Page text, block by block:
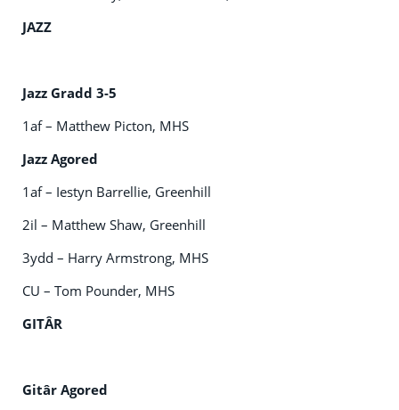
JAZZ
Jazz Gradd 3-5
1af – Matthew Picton, MHS
Jazz Agored
1af – Iestyn Barrellie, Greenhill
2il – Matthew Shaw, Greenhill
3ydd – Harry Armstrong, MHS
CU – Tom Pounder, MHS
GITÂR
Gitâr Agored